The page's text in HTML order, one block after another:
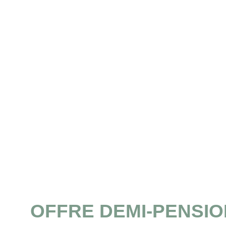
OFFRE DEMI-